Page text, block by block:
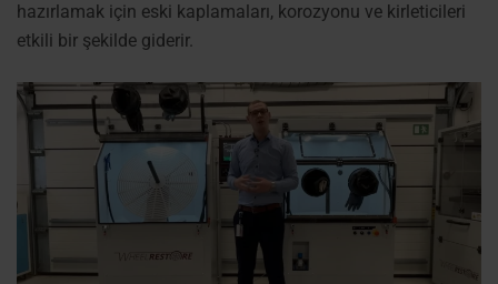
hazırlamak için eski kaplamaları, korozyonu ve kirleticileri
etkili bir şekilde giderir.